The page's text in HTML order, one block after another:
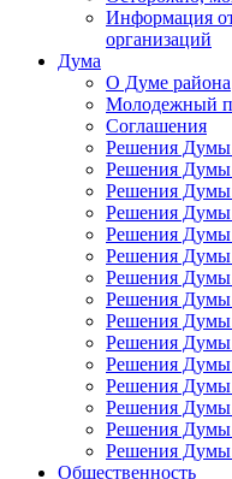
Информация
организаций
Дума
О Думе района
Молодежный
Соглашения
Решения Думы
Решения Думы
Решения Думы
Решения Думы
Решения Думы
Решения Думы
Решения Думы
Решения Думы
Решения Думы
Решения Думы
Решения Думы
Решения Думы
Решения Думы
Решения Думы
Решения Думы
Общественность